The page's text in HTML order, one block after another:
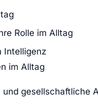
Rolle im Alltag
Intelligenz
im Alltag
gesellschaftliche